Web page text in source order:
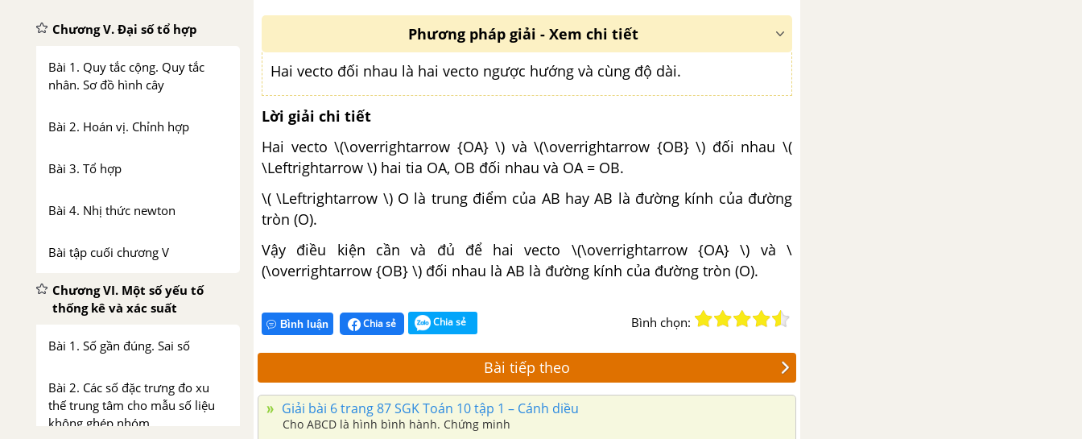
Chương V. Đại số tổ hợp
Bài 1. Quy tắc cộng. Quy tắc
nhân. Sơ đồ hình cây
Bài 2. Hoán vị. Chỉnh hợp
Bài 3. Tổ hợp
Bài 4. Nhị thức newton
Bài tập cuối chương V
Chương VI. Một số yếu tố
thống kê và xác suất
Bài 1. Số gần đúng. Sai số
Bài 2. Các số đặc trưng đo xu
thế trung tâm cho mẫu số liệu
không ghép nhóm
Phương pháp giải - Xem chi tiết
Hai vecto đối nhau là hai vecto ngược hướng và cùng độ dài.
Lời giải chi tiết
Hai vecto \(\overrightarrow {OA} \) và \(\overrightarrow {OB} \) đối nhau \(
\Leftrightarrow \) hai tia OA, OB đối nhau và OA = OB.
\( \Leftrightarrow \) O là trung điểm của AB hay AB là đường kính của đường
tròn (O).
Vậy điều kiện cần và đủ để hai vecto \(\overrightarrow {OA} \) và \
(\overrightarrow {OB} \) đối nhau là AB là đường kính của đường tròn (O).
Bình luận Chia sẻ Chia sẻ Bình chọn:
Bài tiếp theo
Giải bài 6 trang 87 SGK Toán 10 tập 1 – Cánh diều
Cho ABCD là hình bình hành. Chứng minh